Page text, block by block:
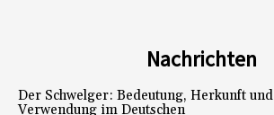
Nachrichten
Der Schwelger: Bedeutung, Herkunft und
Verwendung im Deutschen